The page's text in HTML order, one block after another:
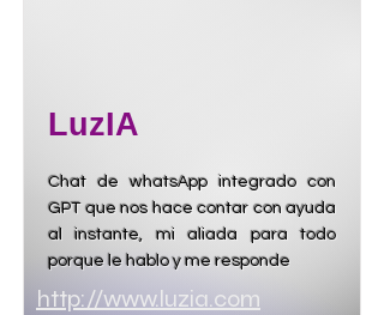
LuzIA
Chat de whatsApp integrado con
GPT que nos hace contar con ayuda
al instante, mi aliada para todo
porque le hablo y me responde
http://www.luzia.com